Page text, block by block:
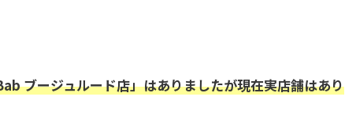
ブージュルード店」はありましたが現在実店舗はあり